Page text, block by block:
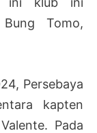
Tomo,
Persebaya
kapten
Pada